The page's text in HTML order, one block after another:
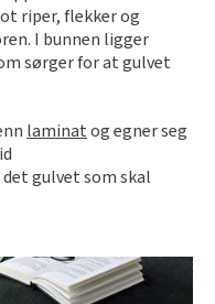
tips og bli inspirert
riper, flekker og
I bunnen ligger
sørger for at gulvet
laminatog egner seg
gulvet som skal